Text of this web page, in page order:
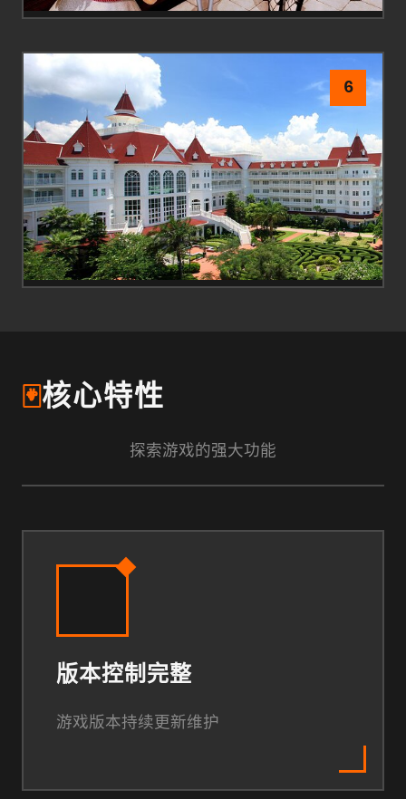
6
🃏核心特性
探索游戏的强大功能
版本控制完整
游戏版本持续更新维护